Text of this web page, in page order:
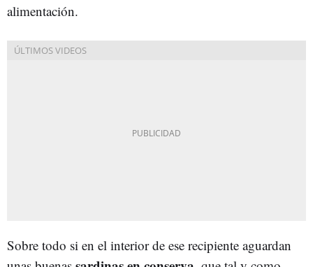
alimentación.
Sobre todo si en el interior de ese recipiente aguardan